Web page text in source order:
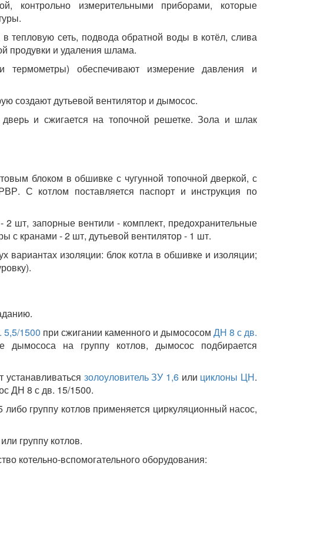
контрольно измерительными приборами, которые
тепловую сеть, подвода обратной воды в котёл, слива
продувки и удаления шлама.
термометры) обеспечивают измерение давления и
создают дутьевой вентилятор и дымосос.
и сжигается на топочной решетке. Зола и шлак
блоком в обшивке с чугунной топочной дверкой, с
С котлом поставляется паспорт и инструкция по
2 шт, запорные вентили - комплект, предохранительные
с кранами - 2 шт, дутьевой вентилятор - 1 шт.
изоляции: блок котла в обшивке и изоляции;
5,5/1500 при сжигании каменного и дымососом ДН 8 с дв.
дымососа на группу котлов, дымосос подбирается
золоуловитель ЗУ 1,6 или циклоны ЦН.
ДН 8 с дв. 15/1500.
группу котлов применяется циркуляционный насос,
группу котлов.
котельно-вспомогательного оборудования: